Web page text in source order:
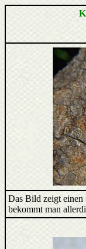
Das Bild zeigt einen
bekommt man